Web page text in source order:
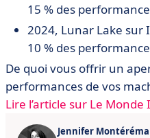
15 % des
2024, Lunar Lake sur
10 % des
De quoi vous offrir un
performances de vos
Lire l’article sur Le
Jennifer